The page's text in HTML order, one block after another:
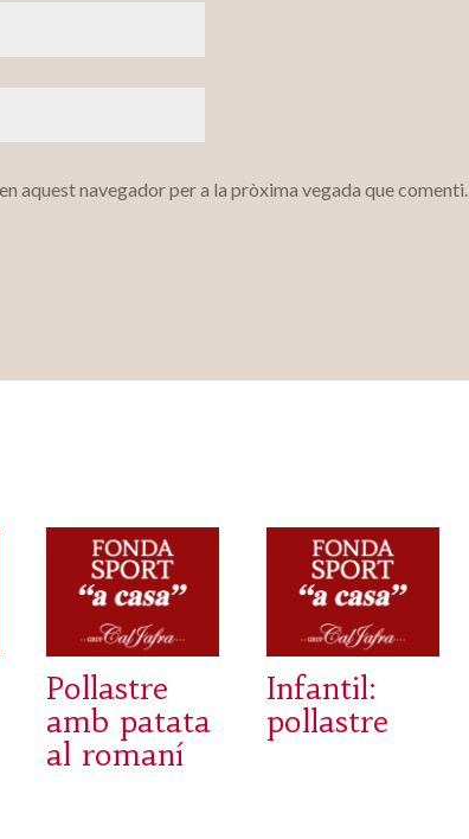
aquest navegador per a la pròxima vegada que comenti.
Pollastre
amb patata
al romaní
Infantil:
pollastre